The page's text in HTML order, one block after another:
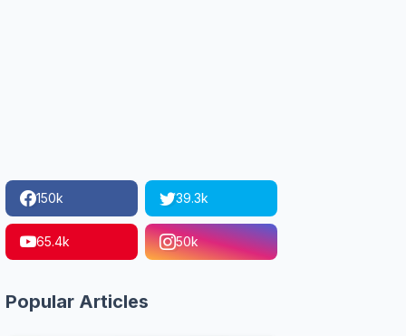
150k 39.3k
65.4k 50k
Popular Articles